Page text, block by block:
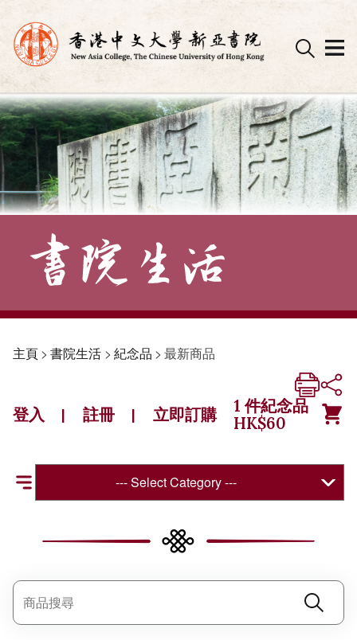
Skip
to
content
主頁> 書院生活 > 紀念品 > 最新商品
登入 | 註冊 | 立即訂購 1 件紀念品
HK$60
--- Select Category ---